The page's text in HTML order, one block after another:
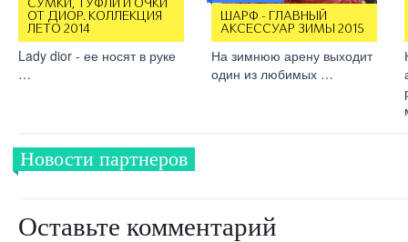
СУМКИ, ТУФЛИ И ОЧКИ
ОТ ДИОР. КОЛЛЕКЦИЯ
ЛЕТО 2014
Lady dior - ее носят в руке
…
ШАРФ - ГЛАВНЫЙ
АКСЕССУАР ЗИМЫ 2015
На зимнюю арену выходит
один из любимых …
Новости партнеров
Оставьте комментарий